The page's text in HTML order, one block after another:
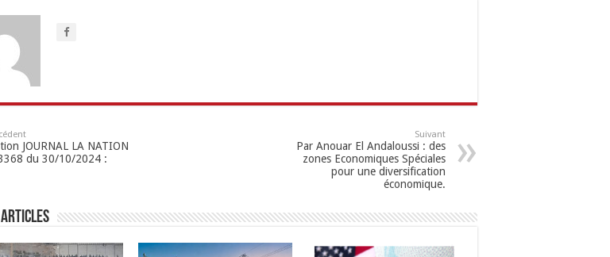
JOURNAL LA NATION
du 30/10/2024 :
Suivant
Par Anouar El Andaloussi : des
zones Economiques Spéciales
pour une diversification
économique.
Articles